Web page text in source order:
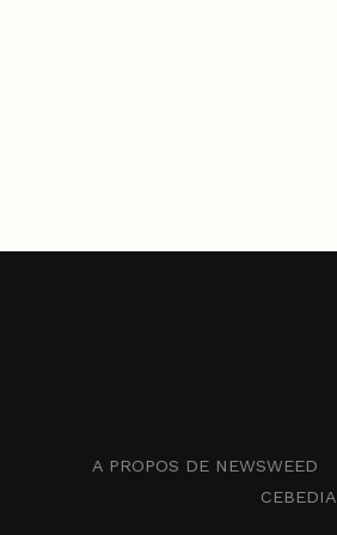
A PROPOS DE NEWSWEED
CEBEDIA